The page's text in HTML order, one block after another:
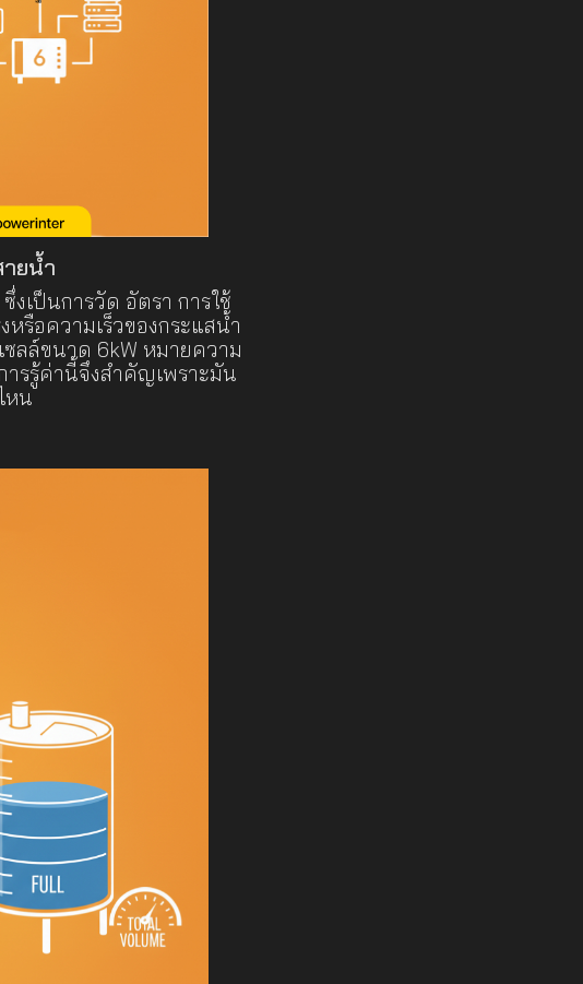
ายน้ำ
เป็นการวัด อัตรา การใช้
รือความเร็วของกระแสน้ำ
ซลล์ขนาด 6kW หมายความ
ารรู้ค่านี้จึงสำคัญเพราะมัน
หน